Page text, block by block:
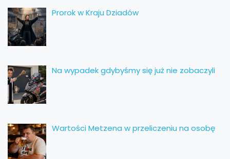
Prorok w Kraju Dziadów
Na wypadek gdybyśmy się już nie zobaczyli
Wartości Metzena w przeliczeniu na osobę